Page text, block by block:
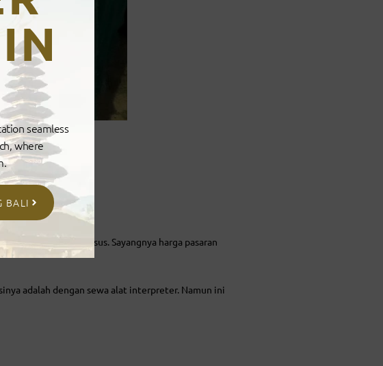
posisi khusus. Sayangnya harga pasaran
adalah dengan sewa alat interpreter. Namun ini
seamless
where
BALI